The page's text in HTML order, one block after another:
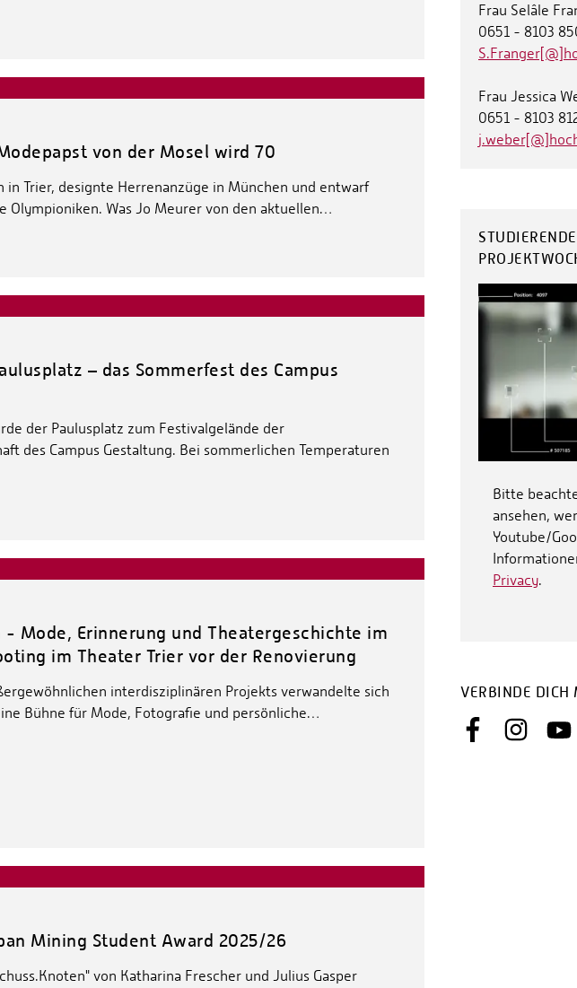
von der Mosel wird 70
in Trier, designte Herrenanzüge in München und entwarf
Olympioniken. Was Jo Meurer von den aktuellen…
– das Sommerfest des Campus
der Paulusplatz zum Festivalgelände der
des Campus Gestaltung. Bei sommerlichen Temperaturen
- Mode, Erinnerung und Theatergeschichte im
im Theater Trier vor der Renovierung
interdisziplinären Projekts verwandelte sich
Bühne für Mode, Fotografie und persönliche…
Mining Student Award 2025/26
von Katharina Frescher und Julius Gasper
Frau Selâle
0651 - 8103
Frau Jessica
0651 - 8103
Bitte
ansehen,
Youtube/
Privacy.
VERBINDE DICH